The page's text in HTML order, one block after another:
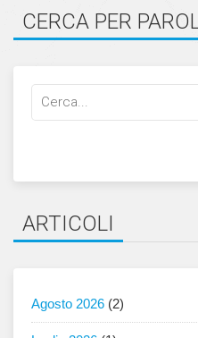
CERCA PER
Cerca
ARTICOLI
Agosto 2026 (2)